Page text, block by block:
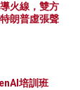
火線，雙方
朗普虛張聲
培訓班